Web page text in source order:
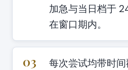
加急与当日档于
在窗口期内。
03
每次尝试均带时